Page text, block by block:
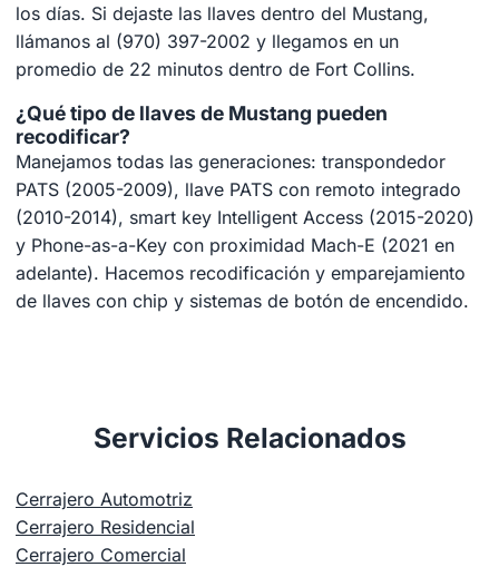
los días. Si dejaste las llaves dentro del Mustang,
llámanos al (970) 397-2002 y llegamos en un
promedio de 22 minutos dentro de Fort Collins.
¿Qué tipo de llaves de Mustang pueden
recodificar?
Manejamos todas las generaciones: transpondedor
PATS (2005-2009), llave PATS con remoto integrado
(2010-2014), smart key Intelligent Access (2015-2020)
y Phone-as-a-Key con proximidad Mach-E (2021 en
adelante). Hacemos recodificación y emparejamiento
de llaves con chip y sistemas de botón de encendido.
Servicios Relacionados
Cerrajero Automotriz
Cerrajero Residencial
Cerrajero Comercial